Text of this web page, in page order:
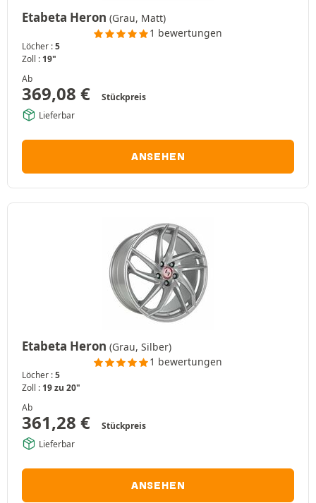
Etabeta Heron (Grau, Matt)
1 bewertungen
Löcher :5
Zoll : 19"
Ab
369,08 €
Stückpreis
Lieferbar
ANSEHEN
Etabeta Heron (Grau, Silber)
1 bewertungen
Löcher :5
Zoll : 19 zu 20"
Ab
361,28 €
Stückpreis
Lieferbar
ANSEHEN